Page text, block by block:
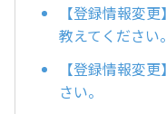
【登録情報変
教えてください。
【登録情報変
さい。